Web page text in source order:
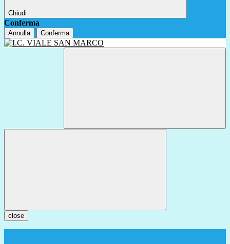
Chiudi
Conferma
Annulla Conferma
close